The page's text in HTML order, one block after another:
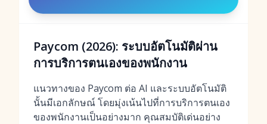
Paycom (2026): ระบบอัตโนมัติผ่าน
การบริการตนเองของพนักงาน
แนวทางของ Paycom ต่อ AI และระบบอัตโนมัติ
นั้นมีเอกลักษณ์ โดยมุ่งเน้นไปที่การบริการตนเอง
ของพนักงานเป็นอย่างมาก คุณสมบัติเด่นอย่าง